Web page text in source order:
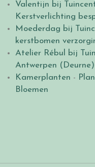
Valentijn bij
Kerstverlichting
Moederdag bij
kerstbomen
Atelier Rébul bij
Antwerpen (Deurne)
Kamerplanten -
Bloemen